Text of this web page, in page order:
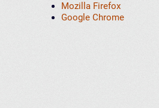
Mozilla Firefox
Google Chrome